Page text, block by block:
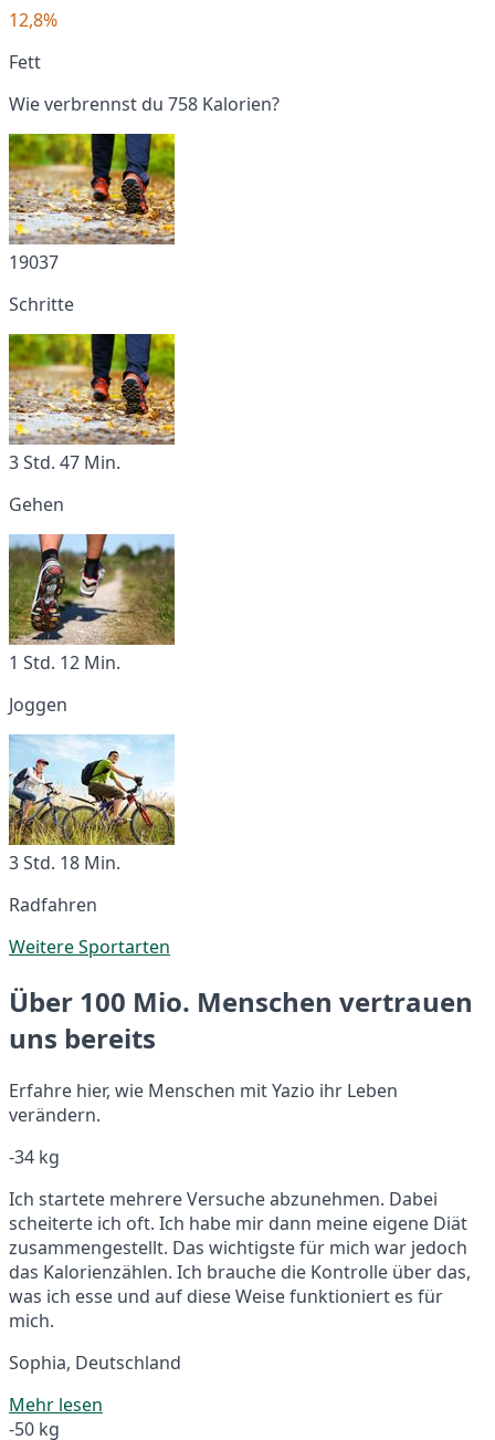
12,8%
Fett
Wie verbrennst du 758 Kalorien?
19037
Schritte
3 Std. 47 Min.
Gehen
1 Std. 12 Min.
Joggen
3 Std. 18 Min.
Radfahren
Weitere Sportarten
Über 100 Mio. Menschen vertrauen
uns bereits
Erfahre hier, wie Menschen mit Yazio ihr Leben
verändern.
-34 kg
Ich startete mehrere Versuche abzunehmen. Dabei
scheiterte ich oft. Ich habe mir dann meine eigene Diät
zusammengestellt. Das wichtigste für mich war jedoch
das Kalorienzählen. Ich brauche die Kontrolle über das,
was ich esse und auf diese Weise funktioniert es für
mich.
Sophia, Deutschland
Mehr lesen
-50 kg